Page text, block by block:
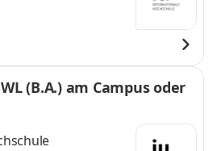
(B.A.) am Campus oder